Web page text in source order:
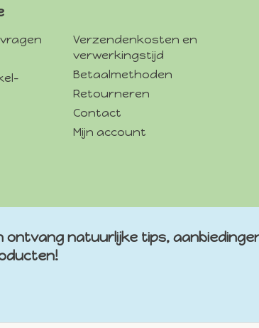
Verzendenkosten en
verwerkingstijd
Betaalmethoden
Retourneren
Contact
Mijn account
ontvang natuurlijke tips,